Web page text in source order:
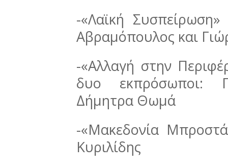
-«Λαϊκή
Αβραμόπουλος και
-«Αλλαγή στην
δυο εκπρόσωποι:
Δήμητρα Θωμά
-«Μακεδονία
Κυριλίδης